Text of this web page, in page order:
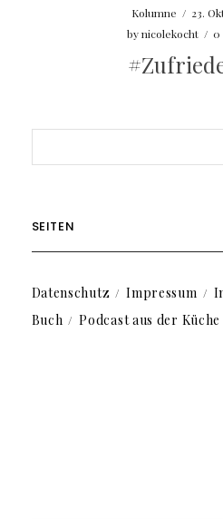
Kolumne / 23.
bynicolekocht / 0
SEITEN
Datenschutz Impressum
Buch
Podcast aus der Küche